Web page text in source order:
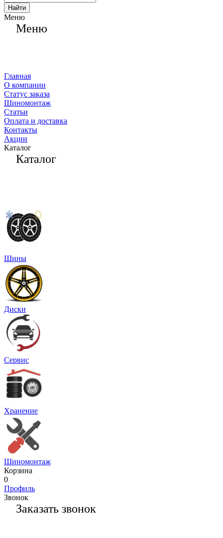
Найти
Меню
Меню
Главная
О компании
Статус заказа
Шиномонтаж
Статьи
Оплата и доставка
Контакты
Акции
Каталог
Каталог
Шины
Диски
Сервис
Хранение
Шиномонтаж
Корзина
0
Профиль
Звонок
Заказать звонок